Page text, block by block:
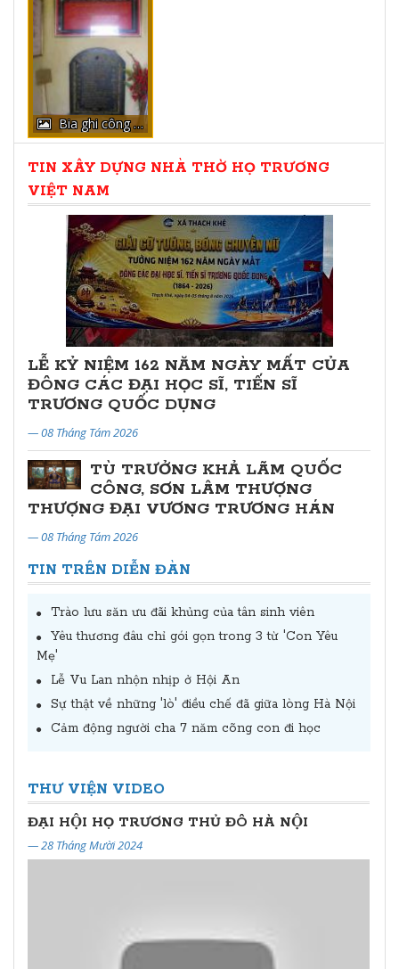
Bia ghi công đức
TIN XÂY DỰNG NHÀ THỜ HỌ TRƯƠNG
VIỆT NAM
LỄ KỶ NIỆM 162 NĂM NGÀY MẤT CỦA
ĐÔNG CÁC ĐẠI HỌC SĨ, TIẾN SĨ
TRƯƠNG QUỐC DỤNG
— 08 Tháng Tám 2026
TÙ TRƯỞNG KHẢ LÃM QUỐC
CÔNG, SƠN LÂM THƯỢNG
THƯỢNG ĐẠI VƯƠNG TRƯƠNG HÁN
— 08 Tháng Tám 2026
TIN TRÊN DIỄN ĐÀN
Trào lưu săn ưu đãi khủng của tân sinh viên
Yêu thương đâu chỉ gói gọn trong 3 từ 'Con Yêu
Mẹ'
Lễ Vu Lan nhộn nhịp ở Hội An
Sự thật về những 'lò' điều chế đã giữa lòng Hà Nội
Cảm động người cha 7 năm cõng con đi học
THƯ VIỆN VIDEO
ĐẠI HỘI HỌ TRƯƠNG THỦ ĐÔ HÀ NỘI
— 28 Tháng Mười 2024